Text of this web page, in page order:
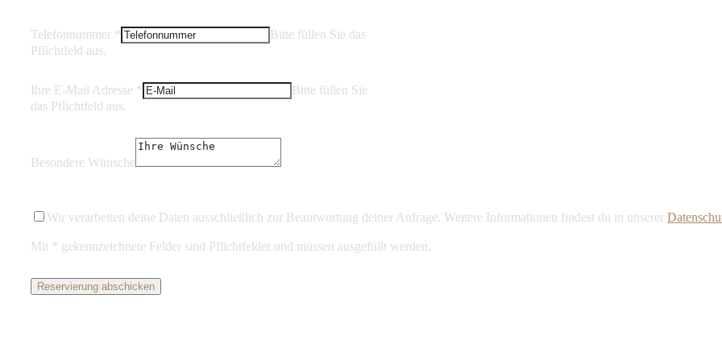
Telefonnummer *
Bitte füllen Sie das
Pflichtfeld aus.
Ihre E-Mail Adresse *
Bitte füllen Sie
das Pflichtfeld aus.
Besondere Wünsche
Wir verarbeiten deine Daten ausschließlich zur Beantwortung deiner Anfrage. Weitere Informationen findest du in unserer
Mit * gekennzeichnete Felder sind Pflichtfelder und müssen ausgefüllt werden.
Reservierung abschicken